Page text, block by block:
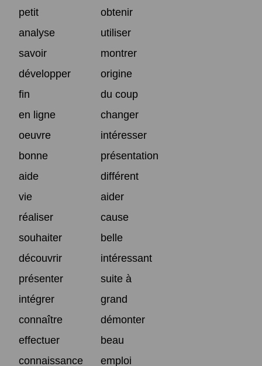
petit
obtenir
analyse
utiliser
savoir
montrer
développer
origine
fin
du coup
en ligne
changer
oeuvre
intéresser
bonne
présentation
aide
différent
vie
aider
réaliser
cause
souhaiter
belle
découvrir
intéressant
présenter
suite à
intégrer
grand
connaître
démonter
effectuer
beau
connaissance
emploi